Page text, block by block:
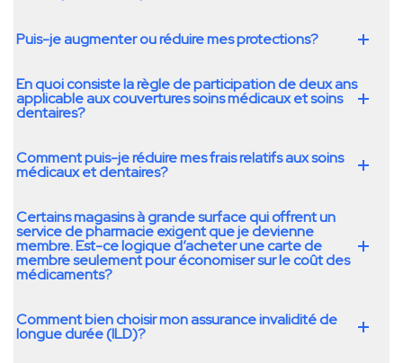
Puis-je augmenter ou réduire mes protections?
En quoi consiste la règle de participation de deux ans
applicable aux couvertures soins médicaux et soins
dentaires?
Comment puis-je réduire mes frais relatifs aux soins
médicaux et dentaires?
Certains magasins à grande surface qui offrent un
service de pharmacie exigent que je devienne
membre. Est-ce logique d’acheter une carte de
membre seulement pour économiser sur le coût des
médicaments?
Comment bien choisir mon assurance invalidité de
longue durée (ILD)?